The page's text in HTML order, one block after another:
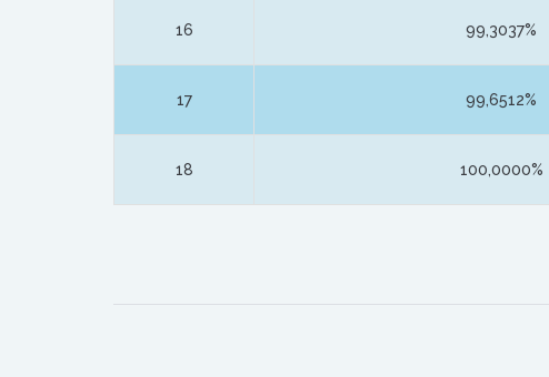
16 99,3037%
17 99,6512%
18 100,0000%